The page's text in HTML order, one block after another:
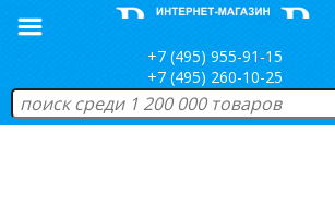
+7 (495) 955-91-15
+7 (495) 260-10-25